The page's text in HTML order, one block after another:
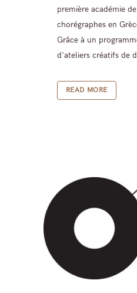
première académie
chorégraphes en
Grâce à un
d'ateliers créatifs de
READ MORE